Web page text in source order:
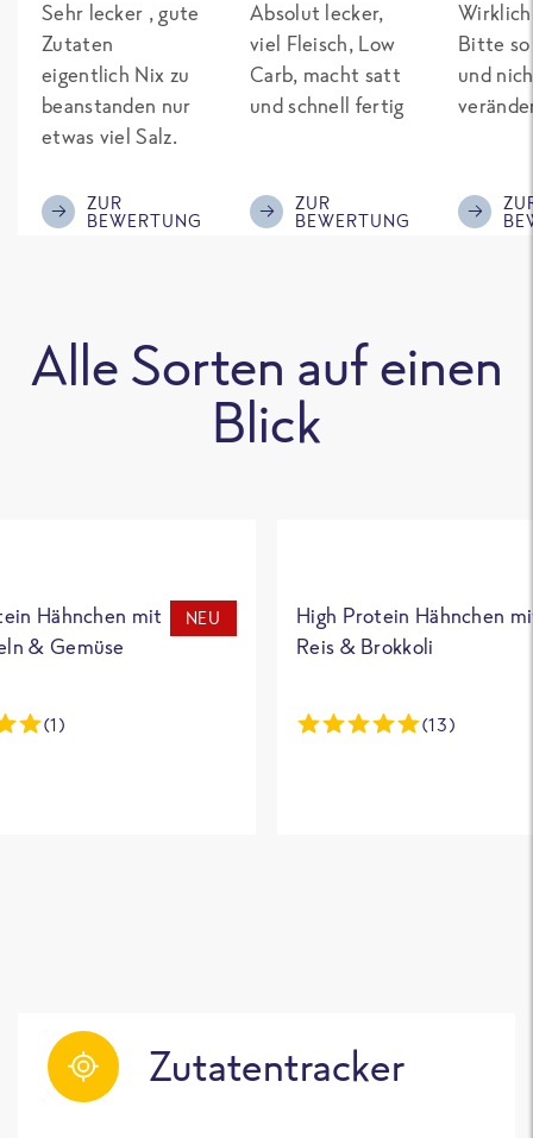
Sehr lecker , gute
Zutaten
eigentlich Nix zu
beanstanden nur
etwas viel Salz.
ZUR
BEWERTUNG
Absolut lecker,
viel Fleisch, Low
Carb, macht satt
und schnell fertig
ZUR
BEWERTUNG
Bitte so
und
Alle Sorten auf einen
Blick
Hähnchen mit
& Gemüse
NEU
(1)
High Protein Hähnchen
Reis & Brokkoli
(13)
Zutatentracker